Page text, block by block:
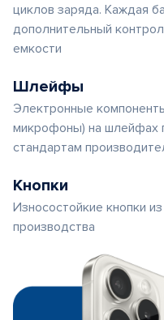
циклов заряда. Каждая
дополнительный
емкости
Шлейфы
Электронные
микрофоны) на шлейфах
стандартам
Кнопки
Износостойкие кнопки
производства